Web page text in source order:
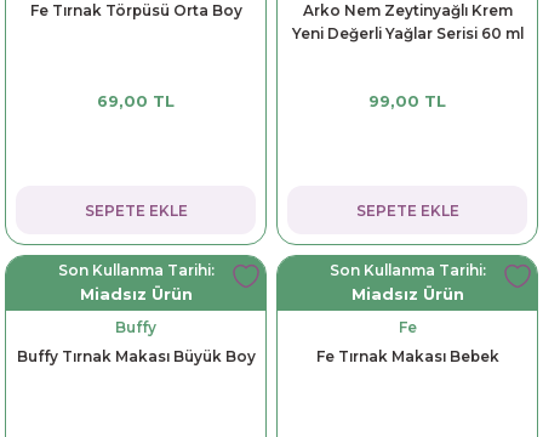
Fe Tırnak Törpüsü Orta Boy
69,00 TL
SEPETE EKLE
Arko Nem Zeytinyağlı Krem
Yeni Değerli Yağlar Serisi 60 ml
99,00 TL
SEPETE EKLE
Son Kullanma Tarihi:
Miadsız Ürün
Buffy
Buffy Tırnak Makası Büyük Boy
Son Kullanma Tarihi:
Miadsız Ürün
Fe
Fe Tırnak Makası Bebek